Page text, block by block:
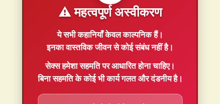
⚠️ महत्वपूर्ण अस्वीकरण
ये सभी कहानियाँकेवल काल्पनिकहैं।
इनका वास्तविक जीवन से कोई संबंध नहीं है।
सेक्स हमेशासहमतिपर आधारित होना चाहिए।
बिना सहमति के कोई भी कार्य गलत और दंडनीय है।